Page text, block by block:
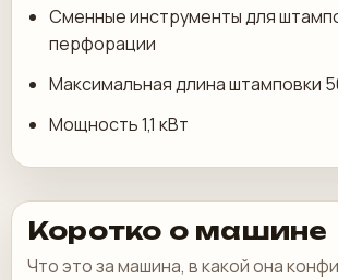
Сменные инструменты для
перфорации
Максимальная длина штамповки
Мощность 1,1 кВт
Коротко о машине
Что это за машина, в какой она